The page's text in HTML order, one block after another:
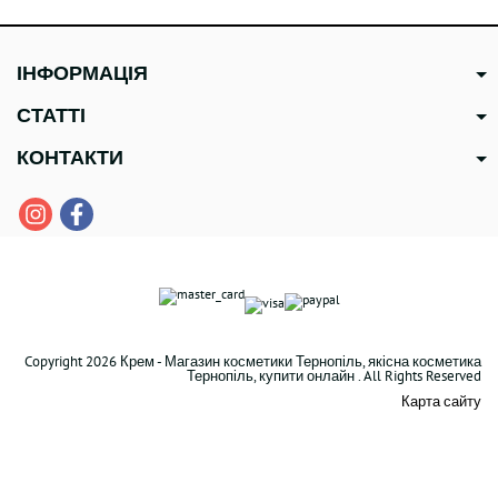
ІНФОРМАЦІЯ
СТАТТІ
КОНТАКТИ
Copyright 2026 Крем - Магазин косметики Тернопіль, якісна косметика
Тернопіль, купити онлайн . All Rights Reserved
Карта сайту